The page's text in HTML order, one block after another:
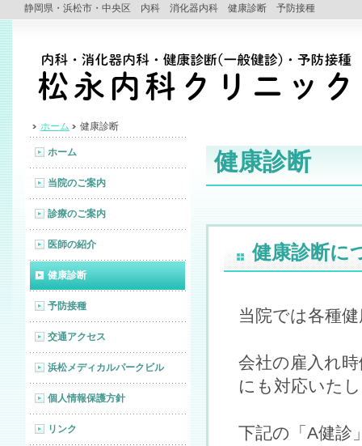
静岡県・浜松市・中央区 内科 消化器内科 健康診断 予防接種
ホーム 健康診断
健康診断
健康診断に
当院では各種
会社の雇入れ
にも対応いた
下記の「A健診
ホーム
当院のご案内
診療のご案内
医師の紹介
健康診断
予防接種
交通アクセス
浜松メディカルパークビル
個人情報保護方針
リンク